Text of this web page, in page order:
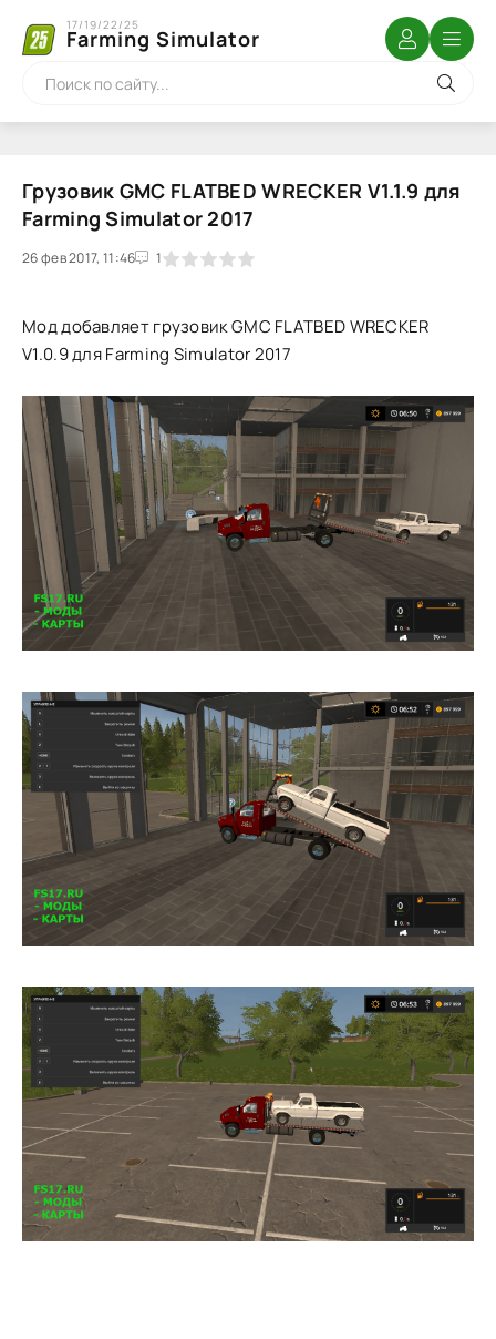
Farming Simulator
17/19/22/25
Грузовик GMC FLATBED WRECKER V1.1.9 для
Farming Simulator 2017
26 фев 2017, 11:46 1
1 2 3 4 5
Мод добавляет грузовик GMC FLATBED WRECKER
V1.0.9 для Farming Simulator 2017